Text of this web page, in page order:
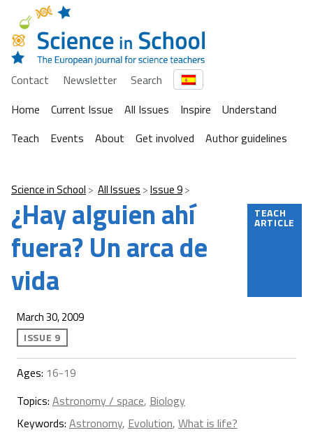
Contact Newsletter
Search
Home
Current Issue All Issues Inspire
Understand
Teach
Events About Get involved Author guidelines
Science in School All Issues Issue 9
¿Hay alguien ahí
fuera? Un arca de
vida
TEACH
ARTICLE
March 30, 2009
ISSUE 9
Ages: 16-19
Topics: Astronomy / space, Biology
Keywords: Astronomy, Evolution, What is life?